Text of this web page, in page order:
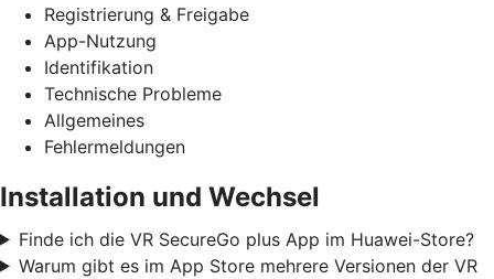
Registrierung & Freigabe
App-Nutzung
Identifikation
Technische Probleme
Allgemeines
Fehlermeldungen
Installation und Wechsel
Finde ich die VR SecureGo plus App im Huawei-Store?
Warum gibt es im App Store mehrere Versionen der VR